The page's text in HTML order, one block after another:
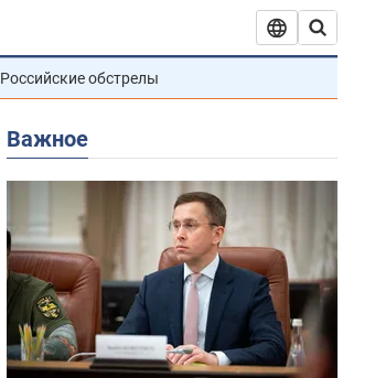
Российские обстрелы
Важное